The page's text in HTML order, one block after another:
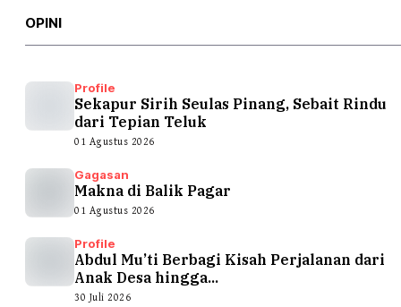
OPINI
Profile
Sekapur Sirih Seulas Pinang, Sebait Rindu
dari Tepian Teluk
01 Agustus 2026
Gagasan
Makna di Balik Pagar
01 Agustus 2026
Profile
Abdul Mu’ti Berbagi Kisah Perjalanan dari
Anak Desa hingga...
30 Juli 2026